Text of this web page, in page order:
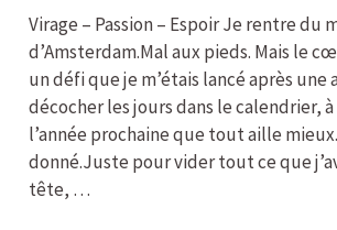
Virage – Passion – Espoir Je rentre du
d’Amsterdam.Mal aux pieds. Mais le
un défi que je m’étais lancé après une
décocher les jours dans le calendrier,
l’année prochaine que tout aille
donné.Juste pour vider tout ce que
tête, …
l’autre
côté
du
monde